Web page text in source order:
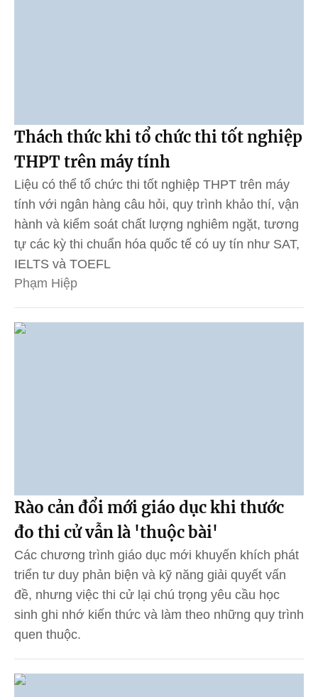
Thách thức khi tổ chức thi tốt nghiệp
THPT trên máy tính
Liệu có thể tổ chức thi tốt nghiệp THPT trên máy
tính với ngân hàng câu hỏi, quy trình khảo thí, vận
hành và kiểm soát chất lượng nghiêm ngặt, tương
tự các kỳ thi chuẩn hóa quốc tế có uy tín như SAT,
IELTS và TOEFL
Phạm Hiệp
Rào cản đổi mới giáo dục khi thước
đo thi cử vẫn là 'thuộc bài'
Các chương trình giáo dục mới khuyến khích phát
triển tư duy phản biện và kỹ năng giải quyết vấn
đề, nhưng việc thi cử lại chú trọng yêu cầu học
sinh ghi nhớ kiến thức và làm theo những quy trình
quen thuộc.